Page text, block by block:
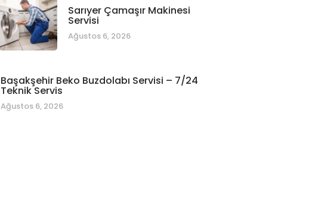
Sarıyer Çamaşır Makinesi
Servisi
Ağustos 6, 2026
Başakşehir Beko Buzdolabı Servisi – 7/24
Teknik Servis
Ağustos 6, 2026